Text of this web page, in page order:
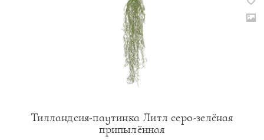
Тилландсия-паутинка Литл серо-зелёная
припылённая